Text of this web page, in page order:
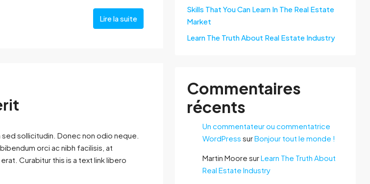
Lire la suite
sollicitudin. Donec non odio neque.
orci ac nibh facilisis, at
Curabitur this is a text link libero
Skills That You Can Learn In The Real Estate
Market
Learn The Truth About Real Estate Industry
Commentaires
récents
Un commentateur ou commentatrice
WordPress surBonjour tout le monde !
Martin Moore surLearn The Truth About
Real Estate Industry